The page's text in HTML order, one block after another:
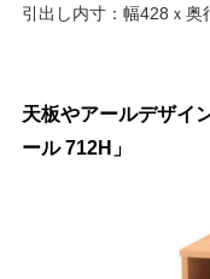
引出し内寸：幅428ｘ奥
天板やアールデザイ
ール 712H」